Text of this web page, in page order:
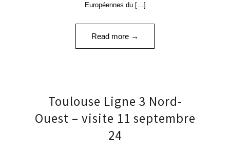
Européennes du […]
Read more →
Toulouse Ligne 3 Nord-
Ouest – visite 11 septembre
24